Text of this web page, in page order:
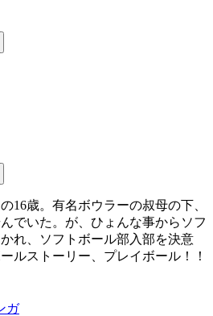
16歳。有名ボウラーの叔母の下、
でいた。が、ひょんな事からソフ
れ、ソフトボール部入部を決意
ルストーリー、プレイボール！！
ガ